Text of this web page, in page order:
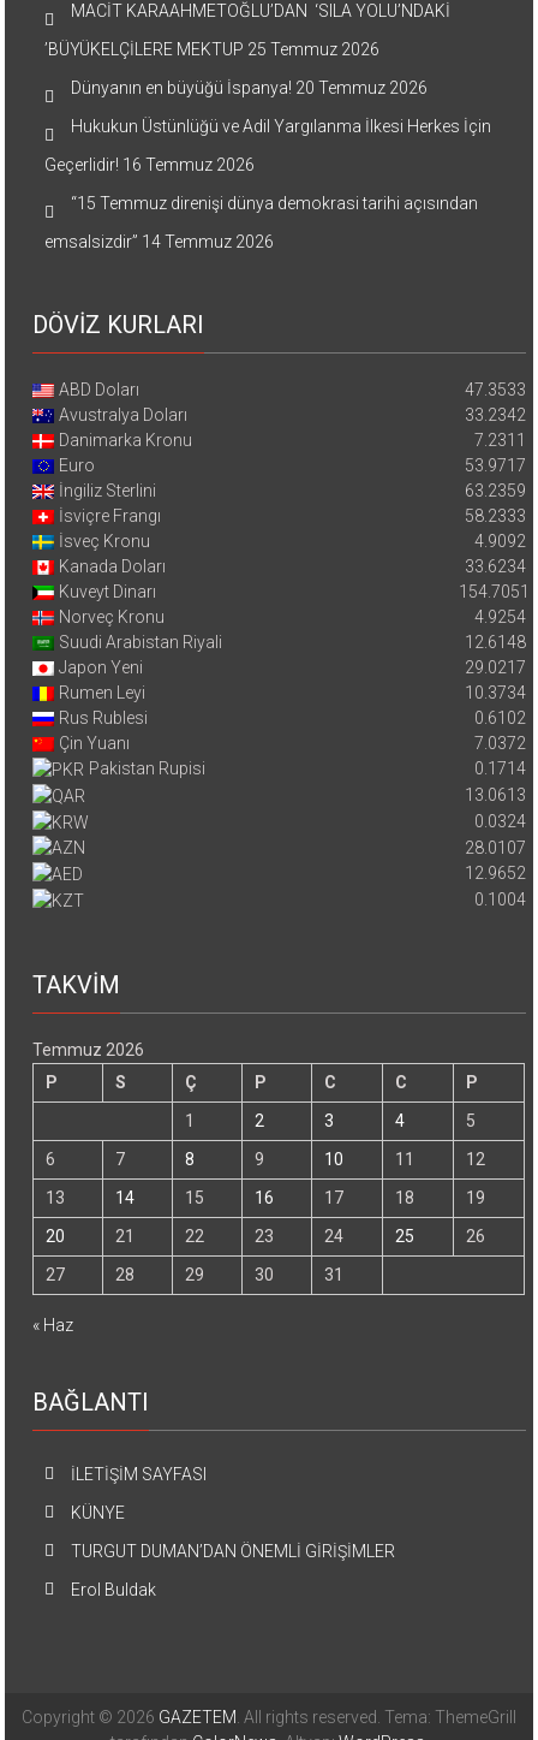
MACİT KARAAHMETOĞLU’DAN ‘SILA YOLU’NDAKİ
’BÜYÜKELÇİLERE MEKTUP 25 Temmuz 2026
Dünyanın en büyüğü İspanya! 20 Temmuz 2026
Hukukun Üstünlüğü ve Adil Yargılanma İlkesi Herkes İçin
Geçerlidir! 16 Temmuz 2026
“15 Temmuz direnişi dünya demokrasi tarihi açısından
emsalsizdir” 14 Temmuz 2026
DÖVİZ KURLARI
ABD Doları
47.3533
Avustralya Doları
33.2342
Danimarka Kronu
7.2311
Euro
53.9717
İngiliz Sterlini
63.2359
İsviçre Frangı
58.2333
İsveç Kronu
4.9092
Kanada Doları
33.6234
Kuveyt Dinarı
154.7051
Norveç Kronu
4.9254
Suudi Arabistan Riyali
12.6148
Japon Yeni
29.0217
Rumen Leyi
10.3734
Rus Rublesi
0.6102
Çin Yuanı
7.0372
Pakistan Rupisi
0.1714
13.0613
0.0324
28.0107
12.9652
0.1004
TAKVİM
Temmuz 2026
P
S Ç P C C
P
1
2 3 4
5
6
7 8 9 10 11
12
13
14 15 16 17 18
19
20
21 22 23 24 25
26
27
28 29 30 31
« Haz
BAĞLANTI
İLETİŞİM SAYFASI
KÜNYE
TURGUT DUMAN’DAN ÖNEMLİ GİRİŞİMLER
Erol Buldak
Copyright © 2026 GAZETEM . All rights reserved. Tema: ThemeGrill